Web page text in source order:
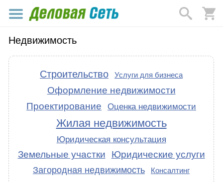
Недвижимость
Строительство Услуги для бизнеса
Оформление недвижимости
Проектирование
Оценка недвижимости
Жилая недвижимость
Юридическая консультация
Земельные участки Юридические услуги
Загородная недвижимость Консалтинг